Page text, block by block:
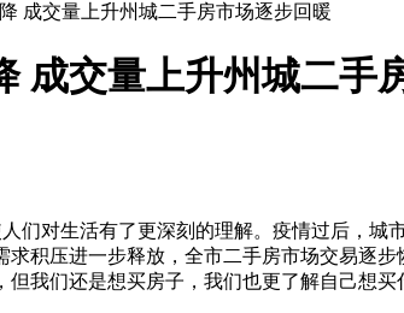
成交量上升州城二手房市场逐步回暖
成交量上升州城二手
们对生活有了更深刻的理解。疫情过后，
积压进一步释放，全市二手房市场交易逐
我们还是想买房子，我们也更了解自己想买